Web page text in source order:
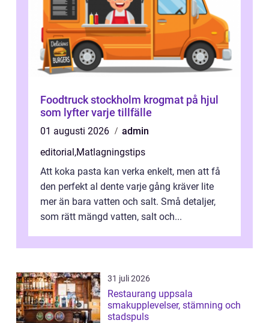
Foodtruck stockholm krogmat på hjul
som lyfter varje tillfälle
01 augusti 2026
admin
editorial,Matlagningstips
Att koka pasta kan verka enkelt, men att få
den perfekt al dente varje gång kräver lite
mer än bara vatten och salt. Små detaljer,
som rätt mängd vatten, salt och...
31 juli 2026
Restaurang uppsala
smakupplevelser, stämning och
stadspuls